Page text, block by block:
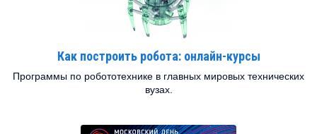
Как построить робота: онлайн-курсы
Программы по робототехнике в главных мировых технических
вузах.